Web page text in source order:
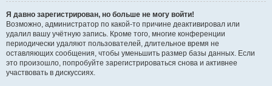
Я давно зарегистрирован, но больше не могу войти!
Возможно, администратор по какой-то причине деактивировал или
удалил вашу учётную запись. Кроме того, многие конференции
периодически удаляют пользователей, длительное время не
оставляющих сообщения, чтобы уменьшить размер базы данных. Если
это произошло, попробуйте зарегистрироваться снова и активнее
участвовать в дискуссиях.